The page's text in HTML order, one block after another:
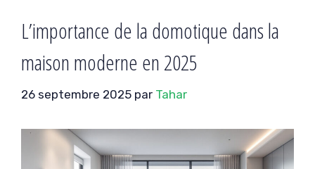
L’importance de la domotique dans la
maison moderne en 2025
26 septembre 2025 par Tahar